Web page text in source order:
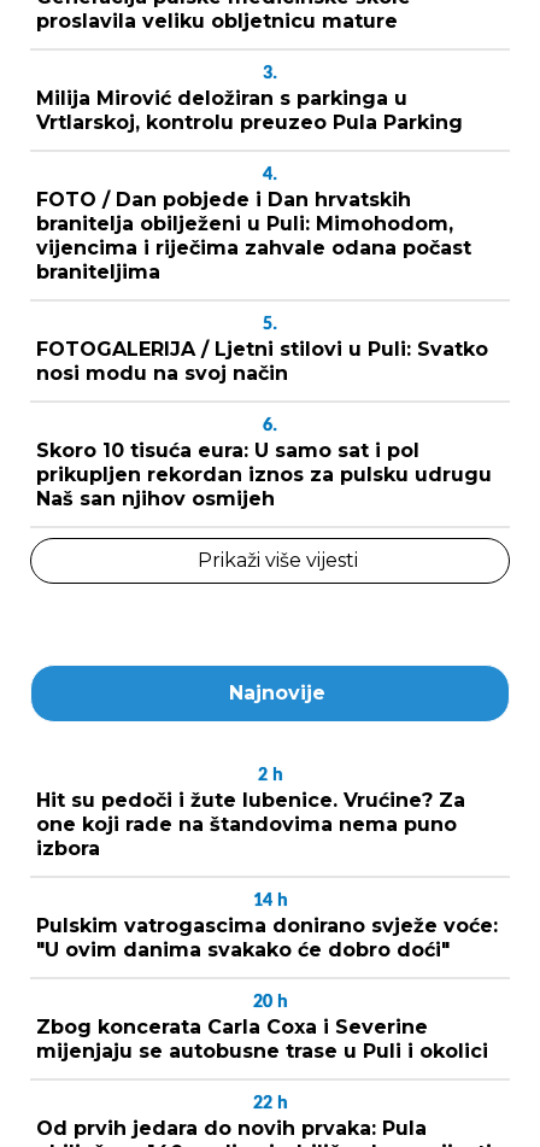
proslavila veliku obljetnicu mature
3.
Milija Mirović deložiran s parkinga u
Vrtlarskoj, kontrolu preuzeo Pula Parking
4.
FOTO / Dan pobjede i Dan hrvatskih
branitelja obilježeni u Puli: Mimohodom,
vijencima i riječima zahvale odana počast
braniteljima
5.
FOTOGALERIJA / Ljetni stilovi u Puli: Svatko
nosi modu na svoj način
6.
Skoro 10 tisuća eura: U samo sat i pol
prikupljen rekordan iznos za pulsku udrugu
Naš san njihov osmijeh
Prikaži više vijesti
Najnovije
2 h
Hit su pedoči i žute lubenice. Vrućine? Za
one koji rade na štandovima nema puno
izbora
14 h
Pulskim vatrogascima donirano svježe voće:
"U ovim danima svakako će dobro doći"
20 h
Zbog koncerata Carla Coxa i Severine
mijenjaju se autobusne trase u Puli i okolici
22 h
Od prvih jedara do novih prvaka: Pula